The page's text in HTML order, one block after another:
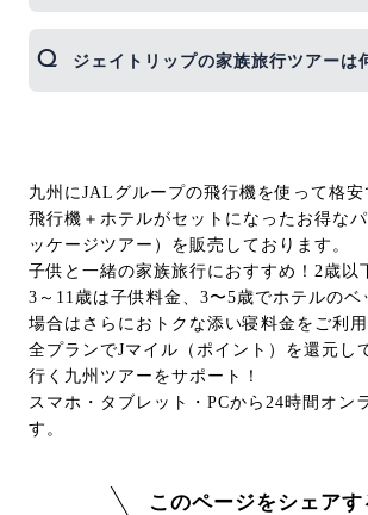
医療機関を確認しておきましょう。
スーツケースやオムツなどを宿へ送
動が身軽になります。
ジェイトリップの家族旅行ツアーは
九州にJALグループの飛行機を使って格
飛行機＋ホテルがセットになったお得な
ッケージツアー）を販売しております。
子供と一緒の家族旅行におすすめ！2歳以
3～11歳は子供料金、3〜5歳でホテルのベ
場合はさらにおトクな添い寝料金をご利用
全プランでJマイル（ポイント）を還元し
行く九州ツアーをサポート！
スマホ・タブレット・PCから24時間オン
す。
このページをシェアす